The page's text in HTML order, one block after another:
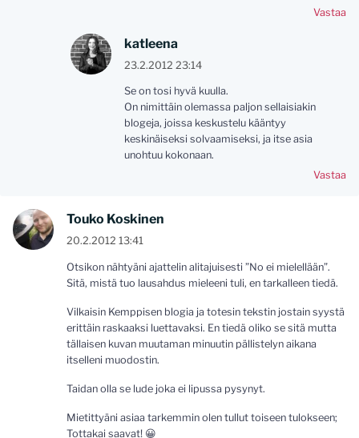
Vastaa
katleena
23.2.2012 23:14
Se on tosi hyvä kuulla.
On nimittäin olemassa paljon sellaisiakin
blogeja, joissa keskustelu kääntyy
keskinäiseksi solvaamiseksi, ja itse asia
unohtuu kokonaan.
Vastaa
Touko Koskinen
20.2.2012 13:41
Otsikon nähtyäni ajattelin alitajuisesti ”No ei mielellään”.
Sitä, mistä tuo lausahdus mieleeni tuli, en tarkalleen tiedä.
Vilkaisin Kemppisen blogia ja totesin tekstin jostain syystä
erittäin raskaaksi luettavaksi. En tiedä oliko se sitä mutta
tällaisen kuvan muutaman minuutin pällistelyn aikana
itselleni muodostin.
Taidan olla se lude joka ei lipussa pysynyt.
Mietittyäni asiaa tarkemmin olen tullut toiseen tulokseen;
Tottakai saavat! 😀